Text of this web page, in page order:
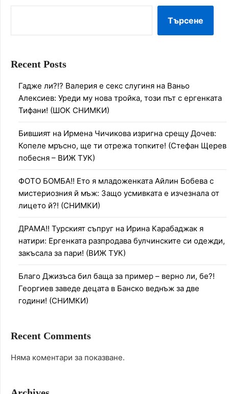
Търсене
Recent Posts
Гадже ли?!? Валерия е секс слугиня на Ваньо
Алексиев: Уреди му нова тройка, този път с ергенката
Тифани! (ШОК СНИМКИ)
Бившият на Ирмена Чичикова изригна срещу Дочев:
Копеле мръсно, ще ти отрежа топките! (Стефан Щерев
побесня – ВИЖ ТУК)
ФОТО БОМБА!! Ето я младоженката Айлин Бобева с
мистериозния й мъж: Защо усмивката е изчезнала от
лицето й?! (СНИМКИ)
ДРАМА!! Турският съпруг на Ирина Карабаджак я
натири: Ергенката разпродава булчинските си одежди,
закъсала за пари! (ВИЖ ТУК)
Благо Джизъса бил баща за пример – верно ли, бе?!
Георгиев заведе децата в Банско веднъж за две
години! (СНИМКИ)
Recent Comments
Няма коментари за показване.